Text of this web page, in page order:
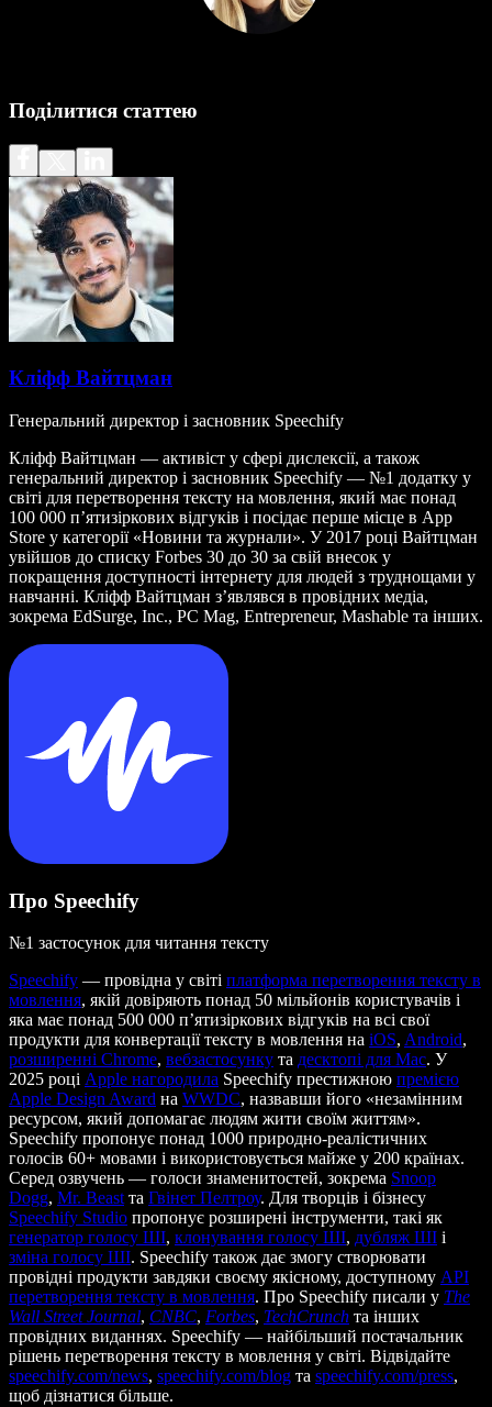
Поділитися статтею
Кліфф Вайтцман
Генеральний директор і засновник Speechify
Кліфф Вайтцман — активіст у сфері дислексії, а також
генеральний директор і засновник Speechify — №1 додатку у
світі для перетворення тексту на мовлення, який має понад
100 000 п’ятизіркових відгуків і посідає перше місце в App
Store у категорії «Новини та журнали». У 2017 році Вайтцман
увійшов до списку Forbes 30 до 30 за свій внесок у
покращення доступності інтернету для людей з труднощами у
навчанні. Кліфф Вайтцман з’являвся в провідних медіа,
зокрема EdSurge, Inc., PC Mag, Entrepreneur, Mashable та інших.
Про Speechify
№1 застосунок для читання тексту
Speechify — провідна у світі платформа перетворення тексту в
мовлення, якій довіряють понад 50 мільйонів користувачів і
яка має понад 500 000 п’ятизіркових відгуків на всі свої
продукти для конвертації тексту в мовлення на iOS, Android,
розширенні Chrome, вебзастосунку та десктопі для Mac. У
2025 році Apple нагородила Speechify престижною премією
Apple Design Award на WWDC, назвавши його «незамінним
ресурсом, який допомагає людям жити своїм життям».
Speechify пропонує понад 1000 природно-реалістичних
голосів 60+ мовами і використовується майже у 200 країнах.
Серед озвучень — голоси знаменитостей, зокрема Snoop
Dogg, Mr. Beast та Гвінет Пелтроу. Для творців і бізнесу
Speechify Studio пропонує розширені інструменти, такі як
генератор голосу ШІ, клонування голосу ШІ, дубляж ШІ і
зміна голосу ШІ. Speechify також дає змогу створювати
провідні продукти завдяки своєму якісному, доступному API
перетворення тексту в мовлення. Про Speechify писали у The
Wall Street Journal, CNBC, Forbes, TechCrunch та інших
провідних виданнях. Speechify — найбільший постачальник
рішень перетворення тексту в мовлення у світі. Відвідайте
speechify.com/news, speechify.com/blog та speechify.com/press,
щоб дізнатися більше.